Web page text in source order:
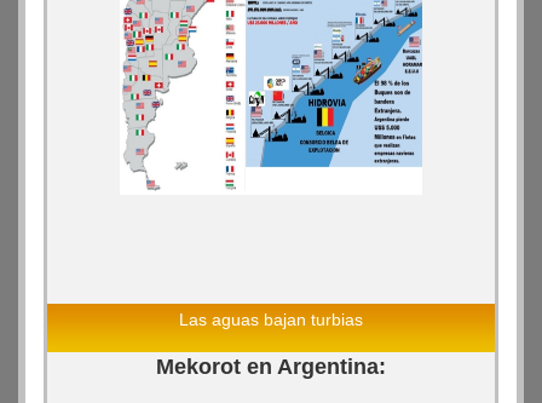
Las aguas bajan turbias
Mekorot en Argentina: